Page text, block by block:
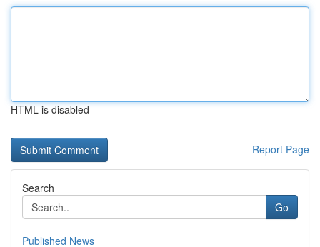
HTML is disabled
Report Page
Search
Go
Published News